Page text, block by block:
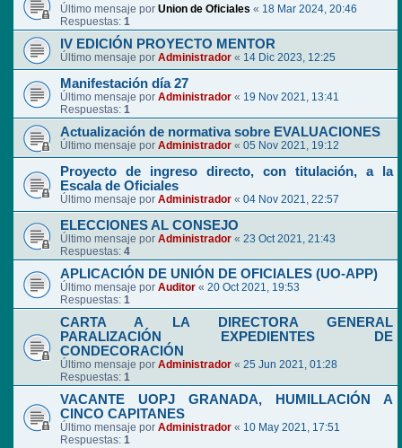
Último mensaje por Union de Oficiales « 18 Mar 2024, 20:46
Respuestas: 1
IV EDICIÓN PROYECTO MENTOR
Último mensaje por Administrador « 14 Dic 2023, 12:25
Manifestación día 27
Último mensaje por Administrador « 19 Nov 2021, 13:41
Respuestas: 1
Actualización de normativa sobre EVALUACIONES
Último mensaje por Administrador « 05 Nov 2021, 19:12
Proyecto de ingreso directo, con titulación, a la
Escala de Oficiales
Último mensaje por Administrador « 04 Nov 2021, 22:57
ELECCIONES AL CONSEJO
Último mensaje por Administrador « 23 Oct 2021, 21:43
Respuestas: 4
APLICACIÓN DE UNIÓN DE OFICIALES (UO-APP)
Último mensaje por Auditor « 20 Oct 2021, 19:53
Respuestas: 1
CARTA A LA DIRECTORA GENERAL
PARALIZACIÓN EXPEDIENTES DE
CONDECORACIÓN
Último mensaje por Administrador « 25 Jun 2021, 01:28
Respuestas: 1
VACANTE UOPJ GRANADA, HUMILLACIÓN A
CINCO CAPITANES
Último mensaje por Administrador « 10 May 2021, 17:51
Respuestas: 1